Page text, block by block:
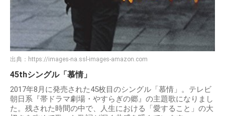
出典： https://images-na.ssl-images-amazon.com
45thシングル「慕情」
2017年8月に発売された45枚目のシングル「慕情」。テレビ
朝日系『帯ドラマ劇場・やすらぎの郷』の主題歌になりまし
た。残された時間の中で、人生における「愛すること」の大